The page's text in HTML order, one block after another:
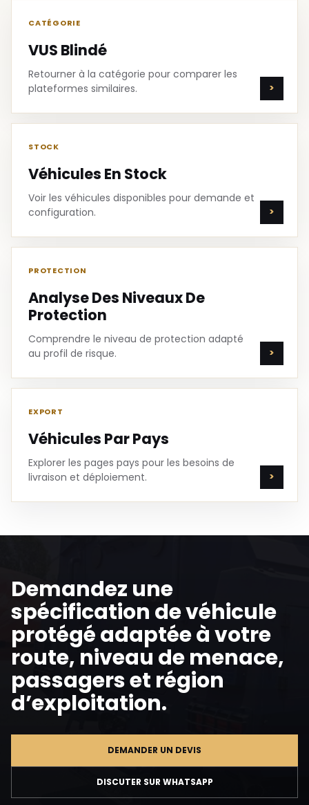
CATÉGORIE
VUS Blindé
Retourner à la catégorie pour comparer les
plateformes similaires.
STOCK
Véhicules En Stock
Voir les véhicules disponibles pour demande et
configuration.
PROTECTION
Analyse Des Niveaux De
Protection
Comprendre le niveau de protection adapté
au profil de risque.
EXPORT
Véhicules Par Pays
Explorer les pages pays pour les besoins de
livraison et déploiement.
Demandez une
spécification de véhicule
protégé adaptée à votre
route, niveau de menace,
passagers et région
d’exploitation.
DEMANDER UN DEVIS
DISCUTER SUR WHATSAPP